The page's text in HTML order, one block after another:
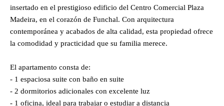
insertado en el prestigioso edificio del Centro Comercial Plaza
Madeira, en el corazón de Funchal. Con arquitectura
contemporánea y acabados de alta calidad, esta propiedad ofrece
la comodidad y practicidad que su familia merece.
El apartamento consta de:
- 1 espaciosa suite con baño en suite
- 2 dormitorios adicionales con excelente luz
- 1 oficina, ideal para trabajar o estudiar a distancia